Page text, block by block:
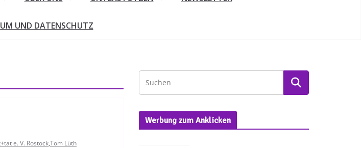
UND DATENSCHUTZ
e. V. Rostock,Tom Lüth
Werbung zum Anklicken